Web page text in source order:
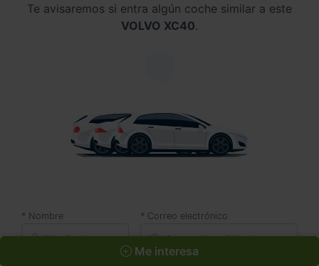
Te avisaremos si entra algún coche similar a este
VOLVO XC40.
Nombre Correo electrónico
Me interesa